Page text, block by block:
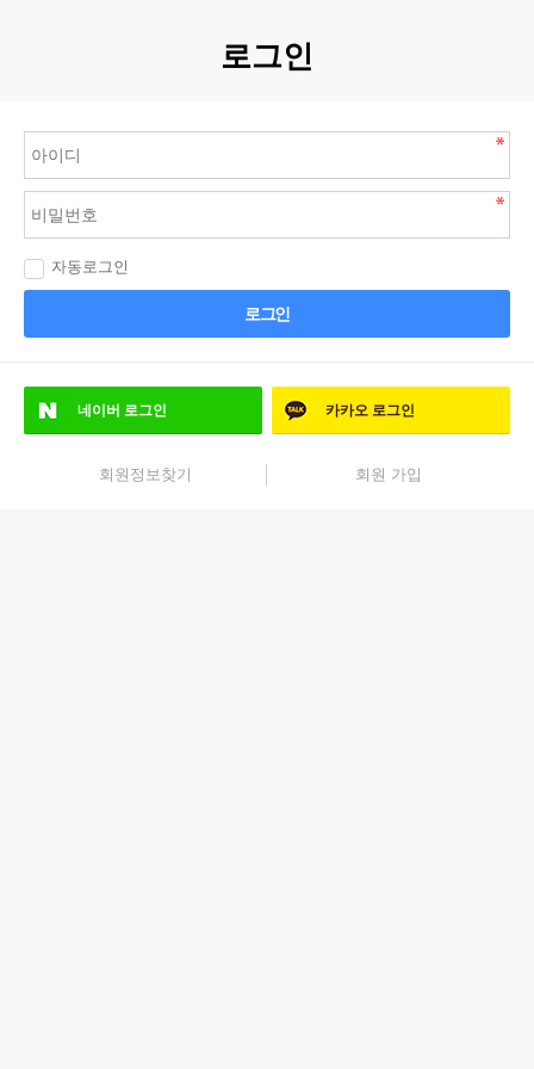
로그인
자동로그인
로그인
네이버 로그인 카카오 로그인
회원정보찾기 회원 가입